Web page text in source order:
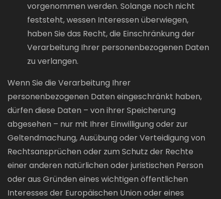
vorgenommen werden. Solange noch nicht
feststeht, wessen Interessen überwiegen,
haben Sie das Recht, die Einschränkung der
Verarbeitung Ihrer personenbezogenen Daten
zu verlangen.
Wenn Sie die Verarbeitung Ihrer
personenbezogenen Daten eingeschränkt haben,
dürfen diese Daten – von ihrer Speicherung
abgesehen – nur mit Ihrer Einwilligung oder zur
Geltendmachung, Ausübung oder Verteidigung von
Rechtsansprüchen oder zum Schutz der Rechte
einer anderen natürlichen oder juristischen Person
oder aus Gründen eines wichtigen öffentlichen
Interesses der Europäischen Union oder eines